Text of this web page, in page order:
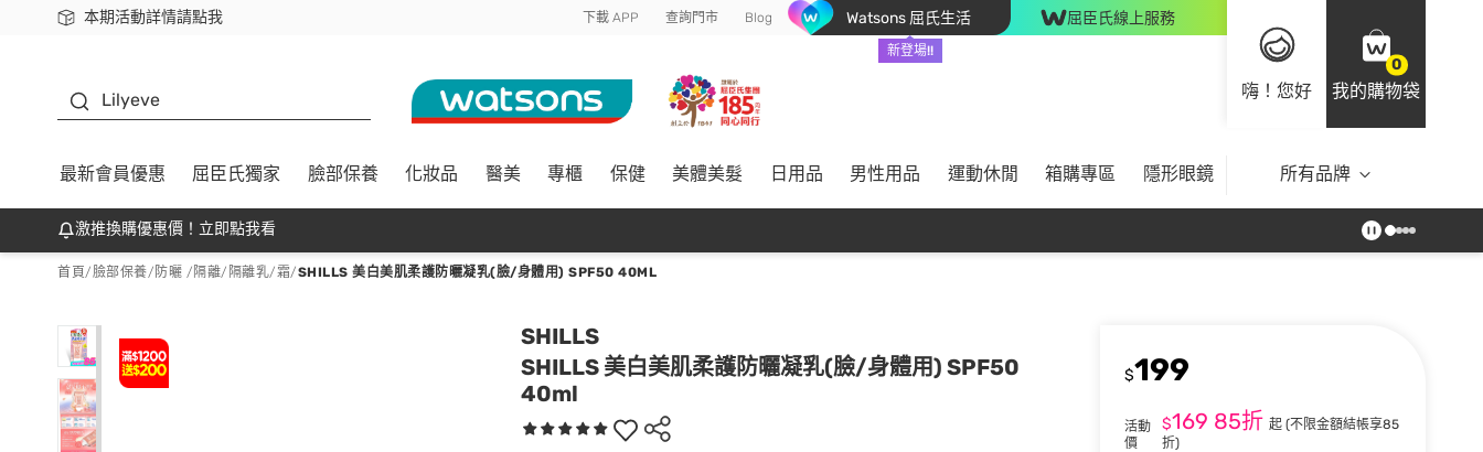
本期活動詳情請點我
下載app最高回饋$350 下載 APP 查詢門市 Blog Watsons 屈氏生活
新登場!!
屈臣氏線上服務
嗨！您好
0
我的購物袋
Lilyeve
最新會員優惠 屈臣氏獨家 臉部保養 化妝品 醫美 專櫃 保健 美體美髮 日用品 男性用品 運動休閒 箱購專區 隱形眼鏡 所有品牌
激推換購優惠價！立即點我看
首頁/臉部保養/ 防曬 /隔離/ 隔離乳/霜/SHILLS 美白美肌柔護防曬凝乳(臉/身體用) SPF50 40ML
SHILLS
SHILLS 美白美肌柔護防曬凝乳(臉/身體用) SPF50
40ml
$199
活動
價
$169 85折 起 (不限金額結帳享85
折)